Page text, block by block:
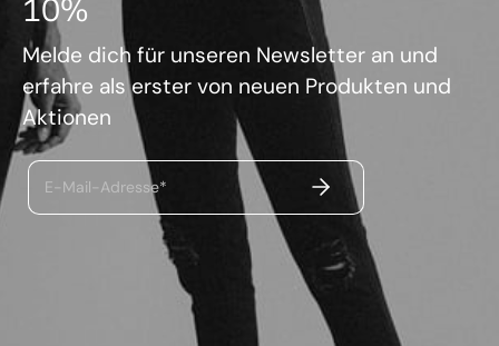
10%
Melde dich für unseren Newsletter an und
erfahre als erster von neuen Produkten und
Aktionen
E-Mail-Adresse* ABSENDEN